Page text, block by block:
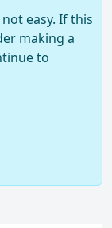
easy. If this
making a
to